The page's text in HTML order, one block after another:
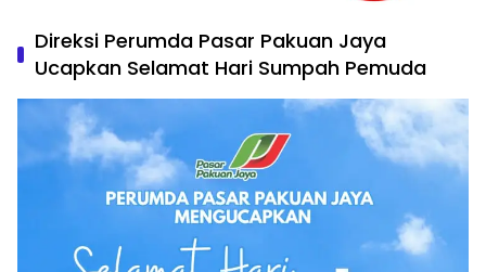
Direksi Perumda Pasar Pakuan Jaya
Ucapkan Selamat Hari Sumpah Pemuda